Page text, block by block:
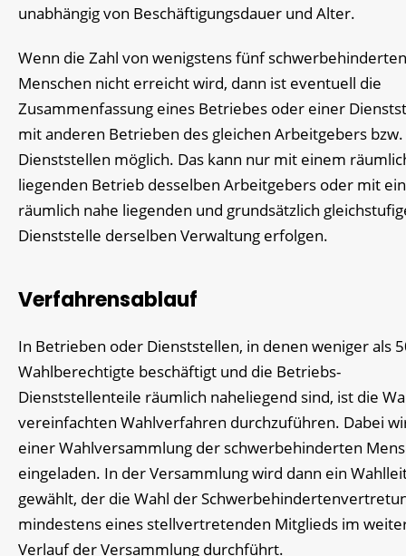
unabhängig von Beschäftigungsdauer und Alter.
Wenn die Zahl von wenigstens fünf schwerbehinderten
Menschen nicht erreicht wird, dann ist eventuell die
Zusammenfassung eines Betriebes oder einer
mit anderen Betrieben des gleichen Arbeitgebers bzw.
Dienststellen möglich. Das kann nur mit einem
liegenden Betrieb desselben Arbeitgebers oder mit
räumlich nahe liegenden und grundsätzlich
Dienststelle derselben Verwaltung erfolgen.
Verfahrensablauf
In Betrieben oder Dienststellen, in denen weniger als
Wahlberechtigte beschäftigt und die Betriebs-
Dienststellenteile räumlich naheliegend sind, ist die
vereinfachten Wahlverfahren durchzuführen. Dabei
einer Wahlversammlung der schwerbehinderten
eingeladen. In der Versammlung wird dann ein
gewählt, der die Wahl der
mindestens eines stellvertretenden Mitglieds im
Verlauf der Versammlung durchführt.